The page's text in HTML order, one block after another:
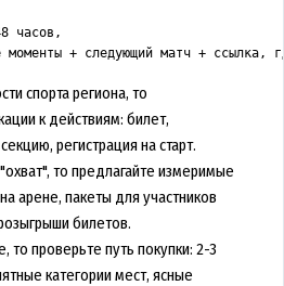
часов,
моменты + следующий матч + ссылка,
спорта региона, то
к действиям: билет,
регистрация на старт.
то предлагайте измеримые
арене, пакеты для участников
билетов.
то проверьте путь покупки: 2-3
категории мест, ясные